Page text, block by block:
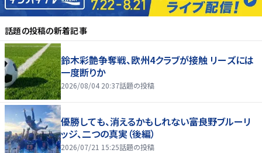
話題の投稿の新着記事
鈴木彩艶争奪戦、欧州4クラブが接触 リーズには
一度断りか
2026/08/04 20:37話題の投稿
優勝しても、消えるかもしれない――富良野ブルーリ
ッジ、二つの真実（後編）
2026/07/21 15:25話題の投稿